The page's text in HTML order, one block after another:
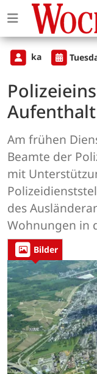
ka
Aufenthalt
Am frühen
Beamte der
mit
des
Wohnungen in
Bilder